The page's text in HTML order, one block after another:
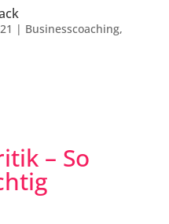
| Businesscoaching,
– So